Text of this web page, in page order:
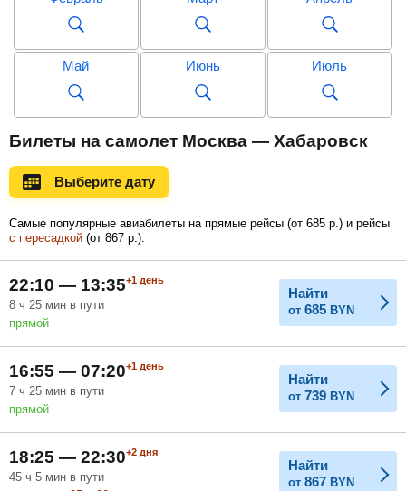
Май Июнь Июль
Сентябрь Октябрь
1 375
Ноябрь
1 374 BYN
Билеты на самолет Москва — Хабаровск
Выберите дату
Самые популярные авиабилеты на прямые рейсы (от 685 р. ) и рейсы
с пересадкой (от 867 р. ).
22:10 — 13:35+1 день
8 ч 25 мин в пути
прямой
Найти
от 685 BYN
16:55 — 07:20+1 день
7 ч 25 мин в пути
прямой
Найти
от 739 BYN
18:25 — 22:30+2 дня
45 ч 5 мин в пути
Найти
от 867 BYN